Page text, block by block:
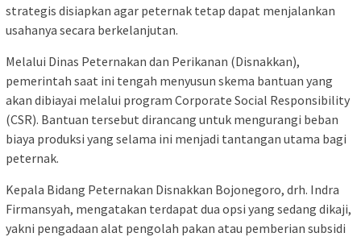
strategis disiapkan agar peternak tetap dapat menjalankan
usahanya secara berkelanjutan.
Melalui Dinas Peternakan dan Perikanan (Disnakkan),
pemerintah saat ini tengah menyusun skema bantuan yang
akan dibiayai melalui program Corporate Social Responsibility
(CSR). Bantuan tersebut dirancang untuk mengurangi beban
biaya produksi yang selama ini menjadi tantangan utama bagi
peternak.
Kepala Bidang Peternakan Disnakkan Bojonegoro, drh. Indra
Firmansyah, mengatakan terdapat dua opsi yang sedang dikaji,
yakni pengadaan alat pengolah pakan atau pemberian subsidi